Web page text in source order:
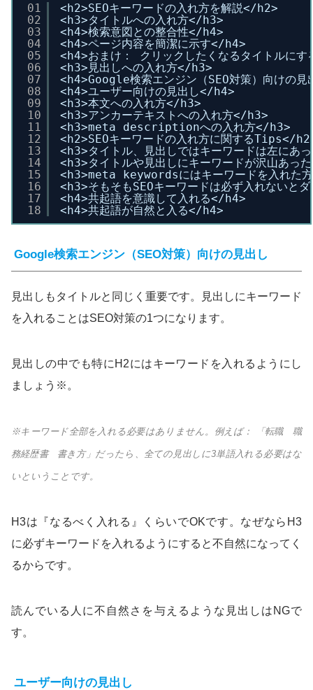
01
02
03
04
05
06
07
08
09
10
11
12
13
14
15
16
17
18
<h2>SEOキーワードの入れ方を解説</h2>
<h3>タイトルへの入れ方</h3>
<h4>検索意図との整合性</h4>
<h4>ページ内容を簡潔に示す</h4>
<h4>おまけ： クリックしたくなるタイトルに
<h3>見出しへの入れ方</h3>
<h4>Google検索エンジン（SEO対策）向けの
<h4>ユーザー向けの見出し</h4>
<h3>本文への入れ方</h3>
<h3>アンカーテキストへの入れ方</h3>
<h3>meta descriptionへの入れ方</h3>
<h2>SEOキーワードの入れ方に関するTips</
<h3>タイトル、見出しではキーワードは左にあ
<h3>タイトルや見出しにキーワードが沢山あっ
<h3>meta keywordsにはキーワードを入れた
<h3>そもそもSEOキーワードは必ず入れないと
<h4>共起語を意識して入れる</h4>
<h4>共起語が自然と入る</h4>
Google検索エンジン（SEO対策）向けの見出し
見出しもタイトルと同じく重要です。見出しにキーワード
を入れることはSEO対策の1つになります。
見出しの中でも特にH2にはキーワードを入れるようにし
ましょう※。
※キーワード全部を入れる必要はありません。例えば： 「転職 職
務経歴書 書き方」だったら、全ての見出しに3単語入れる必要はな
いということです。
H3は『なるべく入れる』くらいでOKです。なぜならH3
に必ずキーワードを入れるようにすると不自然になってく
るからです。
読んでいる人に不自然さを与えるような見出しはNGで
す。
ユーザー向けの見出し